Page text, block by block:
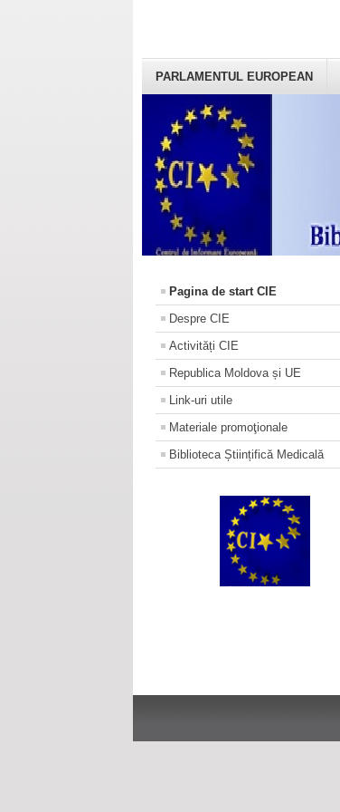
PARLAMENTUL EUROPEAN
Pagina de start CIE
Despre CIE
Activități CIE
Republica Moldova și UE
Link-uri utile
Materiale promoţionale
Biblioteca Științifică Medicală